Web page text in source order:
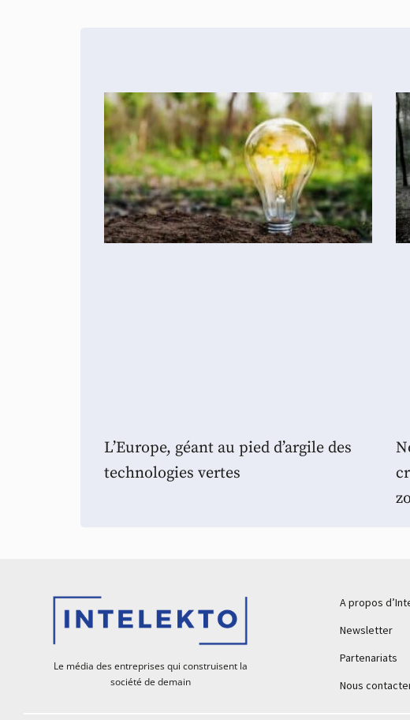
L’Europe, géant au pied d’argile des
technologies vertes
Le média des entreprises qui construisent la
société de demain
A propos
Newsletter
Partenariats
Nous